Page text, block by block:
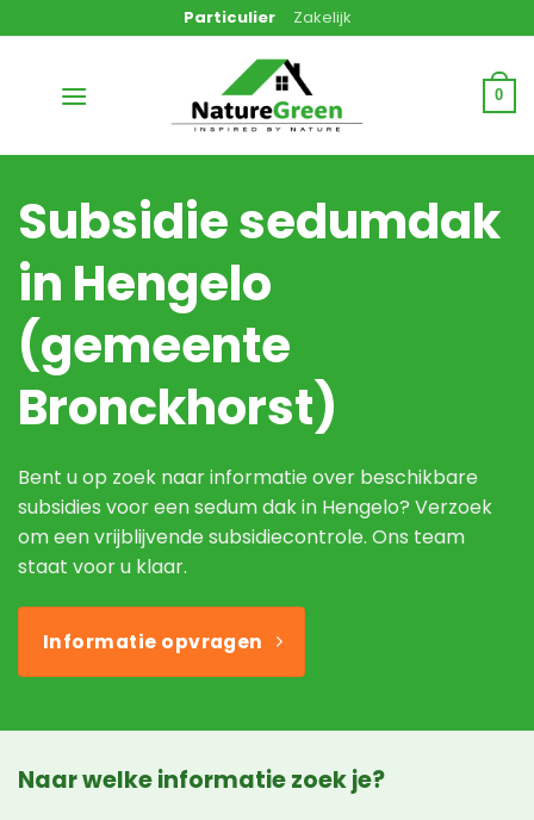
naar
Particulier Zakelijk
0
Subsidie sedumdak
in Hengelo
(gemeente
Bronckhorst)
Bent u op zoek naar informatie over beschikbare
subsidies voor een sedum dak in Hengelo? Verzoek
om een vrijblijvende subsidiecontrole. Ons team
staat voor u klaar.
Informatie opvragen
Naar welke informatie zoek je?